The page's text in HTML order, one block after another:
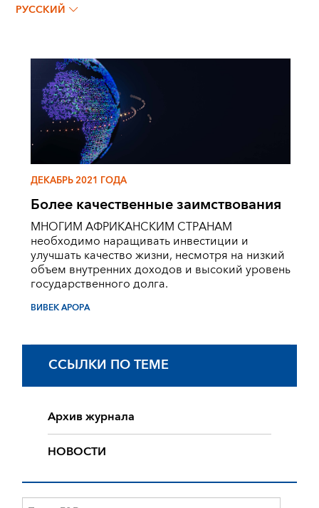
РУССКИЙ
ДЕКАБРЬ 2021 ГОДА
Более качественные заимствования
МНОГИМ АФРИКАНСКИМ СТРАНАМ
необходимо наращивать инвестиции и
улучшать качество жизни, несмотря на низкий
объем внутренних доходов и высокий уровень
государственного долга.
ВИВЕК АРОРА
ССЫЛКИ ПО ТЕМЕ
Архив журнала
НОВОСТИ